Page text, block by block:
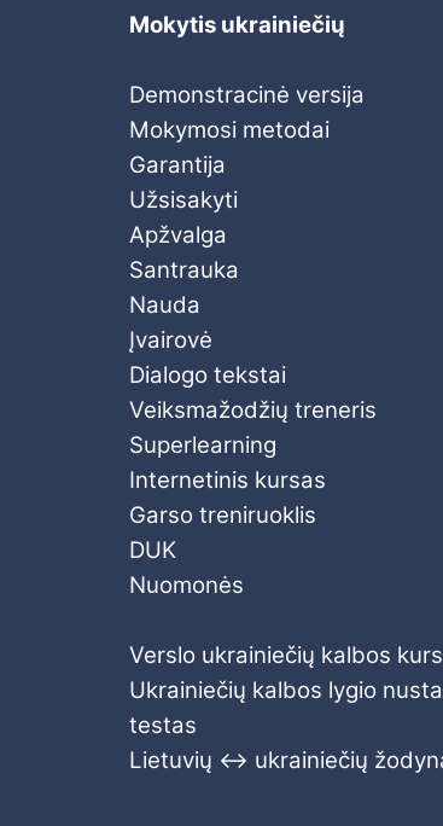
Mokytis ukrainiečių
Demonstracinė versija
Mokymosi metodai
Garantija
Užsisakyti
Apžvalga
Santrauka
Nauda
Įvairovė
Dialogo tekstai
Veiksmažodžių treneris
Superlearning
Internetinis kursas
Garso treniruoklis
DUK
Nuomonės
Verslo ukrainiečių kalbos
Ukrainiečių kalbos lygio
testas
Lietuvių ↔ ukrainiečių